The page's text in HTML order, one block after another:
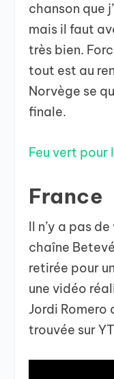
chanson que
mais il faut
très bien.
tout est au
Norvège se
finale.
Feu vert pour
France
Il n’y a pas
chaîne
retirée pour
une vidéo
Jordi Romero
trouvée sur